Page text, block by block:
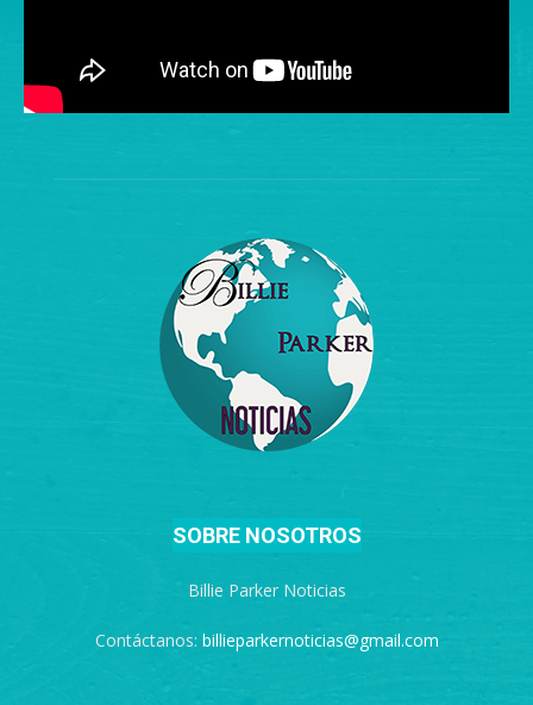
SOBRE NOSOTROS
Billie Parker Noticias
Contáctanos: billieparkernoticias@gmail.com